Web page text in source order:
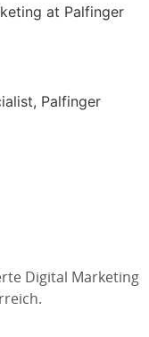
at Palfinger
Palfinger
Digital Marketing